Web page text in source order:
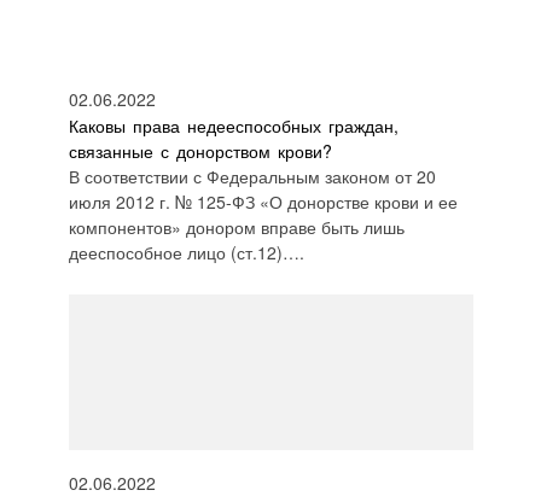
02.06.2022
Каковы права недееспособных граждан,
связанные с донорством крови?
В соответствии с Федеральным законом от 20
июля 2012 г. № 125-ФЗ «О донорстве крови и ее
компонентов» донором вправе быть лишь
дееспособное лицо (ст.12)….
02.06.2022